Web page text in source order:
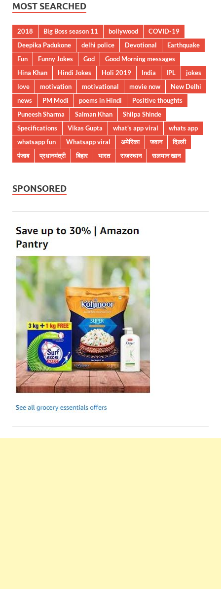
MOST SEARCHED
2018 Big Boss season 11 bollywood
COVID-19
Deepika Padukone
delhi police Devotional
Earthquake
Fun
Funny Jokes God
Good Morning messages
Hina Khan
Hindi Jokes Holi 2019 India IPL
jokes
love
motivation motivational movie now
New Delhi
news
PM Modi poems in Hindi
Positive thoughts
Puneesh Sharma
Salman Khan
Shilpa Shinde
Specifications
Vikas Gupta what's app viral
whats app
whatsapp fun
Whatsapp viral अमेरिका जवान
दिल्ली
पंजाब
प्रधानमंत्री बिहार भारत राजस्थान सलमान खान
SPONSORED